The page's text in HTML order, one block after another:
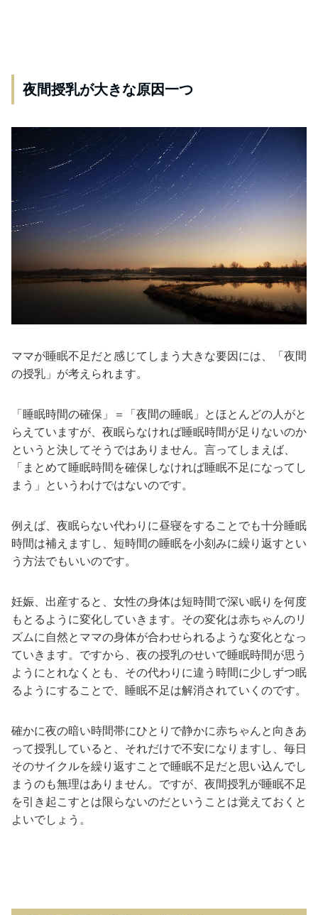
夜間授乳が大きな原因一つ
ママが睡眠不足だと感じてしまう大きな要因には、「夜間
の授乳」が考えられます。
「睡眠時間の確保」＝「夜間の睡眠」とほとんどの人がと
らえていますが、夜眠らなければ睡眠時間が足りないのか
というと決してそうではありません。言ってしまえば、
「まとめて睡眠時間を確保しなければ睡眠不足になってし
まう」というわけではないのです。
例えば、夜眠らない代わりに昼寝をすることでも十分睡眠
時間は補えますし、短時間の睡眠を小刻みに繰り返すとい
う方法でもいいのです。
妊娠、出産すると、女性の身体は短時間で深い眠りを何度
もとるように変化していきます。その変化は赤ちゃんのリ
ズムに自然とママの身体が合わせられるような変化となっ
ていきます。ですから、夜の授乳のせいで睡眠時間が思う
ようにとれなくとも、その代わりに違う時間に少しずつ眠
るようにすることで、睡眠不足は解消されていくのです。
確かに夜の暗い時間帯にひとりで静かに赤ちゃんと向きあ
って授乳していると、それだけで不安になりますし、毎日
そのサイクルを繰り返すことで睡眠不足だと思い込んでし
まうのも無理はありません。ですが、夜間授乳が睡眠不足
を引き起こすとは限らないのだということは覚えておくと
よいでしょう。